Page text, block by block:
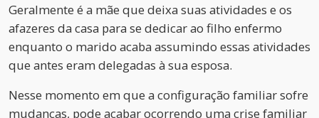
Geralmente é a mãe que deixa suas atividades e os
afazeres da casa para se dedicar ao filho enfermo
enquanto o marido acaba assumindo essas atividades
que antes eram delegadas à sua esposa.
Nesse momento em que a configuração familiar sofre
mudanças, pode acabar ocorrendo uma crise familiar